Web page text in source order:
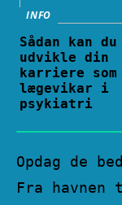
INFO
Sådan kan du
udvikle din
karriere som
lægevikar i
psykiatri
Opdag de
Fra havnen